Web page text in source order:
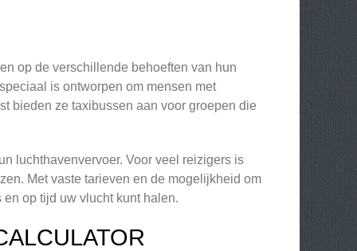
op de verschillende behoeften van hun
is ontworpen om mensen met
bieden ze taxibussen aan voor groepen die
luchthavenvervoer. Voor veel reizigers is
Met vaste tarieven en de mogelijkheid om
op tijd uw vlucht kunt halen.